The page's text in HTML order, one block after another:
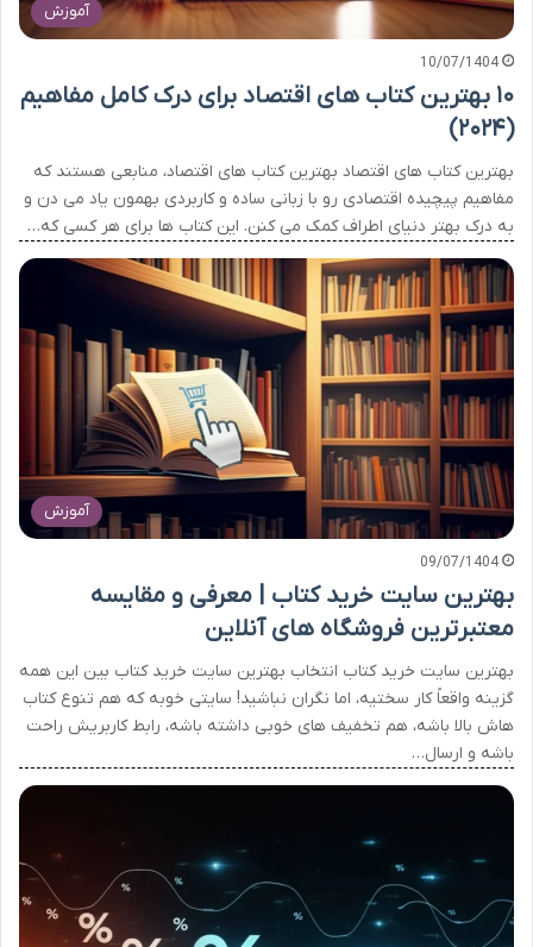
آموزش
10/07/1404
۱۰ بهترین کتاب های اقتصاد برای درک کامل مفاهیم
(۲۰۲۴)
بهترین کتاب های اقتصاد بهترین کتاب های اقتصاد، منابعی هستند که
مفاهیم پیچیده اقتصادی رو با زبانی ساده و کاربردی بهمون یاد می دن و
به درک بهتر دنیای اطراف کمک می کنن. این کتاب ها برای هر کسی که…
آموزش
09/07/1404
بهترین سایت خرید کتاب | معرفی و مقایسه
معتبرترین فروشگاه های آنلاین
بهترین سایت خرید کتاب انتخاب بهترین سایت خرید کتاب بین این همه
گزینه واقعاً کار سختیه، اما نگران نباشید! سایتی خوبه که هم تنوع کتاب
هاش بالا باشه، هم تخفیف های خوبی داشته باشه، رابط کاربریش راحت
باشه و ارسال…